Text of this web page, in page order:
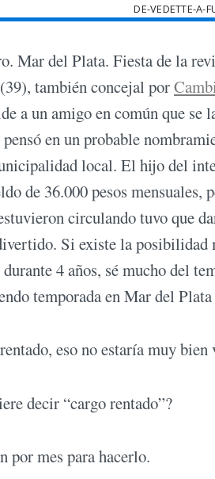
DE-VEDETTE-A-
Mar del Plata. Fiesta de la
también concejal por
a un amigo en común que se
en un probable
local. El hijo del
de 36.000 pesos mensuales,
circulando tuvo que
Si existe la posibilidad
4 años, sé mucho del
temporada en Mar del
eso no estaría muy bien
decir “cargo rentado”?
por mes para hacerlo.